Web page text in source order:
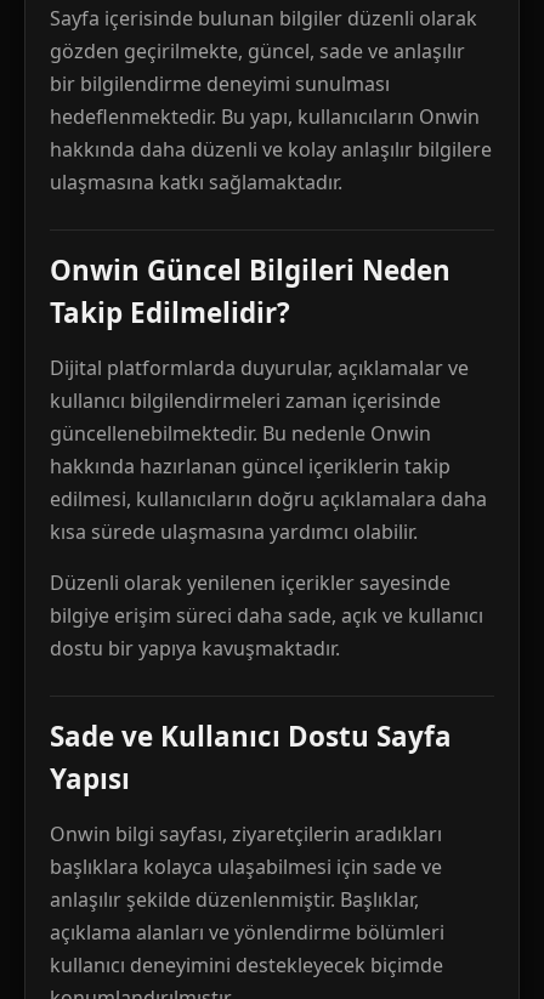
Sayfa içerisinde bulunan bilgiler düzenli olarak
gözden geçirilmekte, güncel, sade ve anlaşılır
bir bilgilendirme deneyimi sunulması
hedeflenmektedir. Bu yapı, kullanıcıların Onwin
hakkında daha düzenli ve kolay anlaşılır bilgilere
ulaşmasına katkı sağlamaktadır.
Onwin Güncel Bilgileri Neden
Takip Edilmelidir?
Dijital platformlarda duyurular, açıklamalar ve
kullanıcı bilgilendirmeleri zaman içerisinde
güncellenebilmektedir. Bu nedenle Onwin
hakkında hazırlanan güncel içeriklerin takip
edilmesi, kullanıcıların doğru açıklamalara daha
kısa sürede ulaşmasına yardımcı olabilir.
Düzenli olarak yenilenen içerikler sayesinde
bilgiye erişim süreci daha sade, açık ve kullanıcı
dostu bir yapıya kavuşmaktadır.
Sade ve Kullanıcı Dostu Sayfa
Yapısı
Onwin bilgi sayfası, ziyaretçilerin aradıkları
başlıklara kolayca ulaşabilmesi için sade ve
anlaşılır şekilde düzenlenmiştir. Başlıklar,
açıklama alanları ve yönlendirme bölümleri
kullanıcı deneyimini destekleyecek biçimde